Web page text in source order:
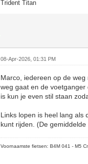
Trident Titan
08-Apr-2026, 01:31 PM
Marco, iedereen op de
weg gaat en de
is kun je even stil staan
Links lopen is heel lang als
kunt rijden. (De
Voornaamste fietsen: B4M 041 - M5